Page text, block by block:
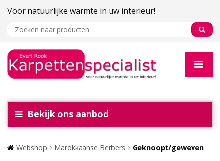
Voor natuurlijke warmte in uw interieur!
Bekijk ons aanbod
Webshop Marokkaanse Berbers Geknoopt/geweven